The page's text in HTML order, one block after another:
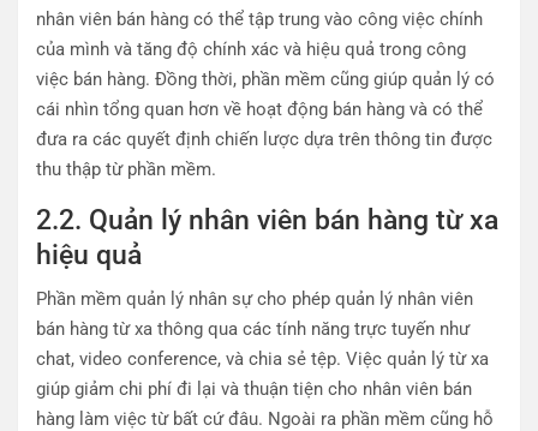
nhân viên bán hàng có thể tập trung vào công việc chính
của mình và tăng độ chính xác và hiệu quả trong công
việc bán hàng. Đồng thời, phần mềm cũng giúp quản lý có
cái nhìn tổng quan hơn về hoạt động bán hàng và có thể
đưa ra các quyết định chiến lược dựa trên thông tin được
thu thập từ phần mềm.
2.2. Quản lý nhân viên bán hàng từ xa
hiệu quả
Phần mềm quản lý nhân sự cho phép quản lý nhân viên
bán hàng từ xa thông qua các tính năng trực tuyến như
chat, video conference, và chia sẻ tệp. Việc quản lý từ xa
giúp giảm chi phí đi lại và thuận tiện cho nhân viên bán
hàng làm việc từ bất cứ đâu. Ngoài ra phần mềm cũng hỗ